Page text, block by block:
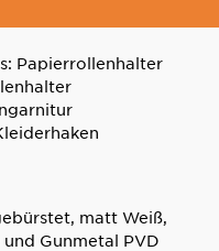
Papierrollenhalter
matt Weiß,
Gunmetal PVD